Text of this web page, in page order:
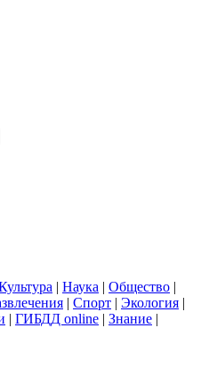
| Наука | Общество |
| Спорт | Экология |
| ГИБДД online | Знание |